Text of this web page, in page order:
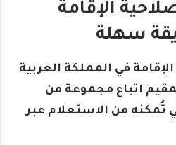
الإقامة
سهلة
في المملكة العربية
اتباع مجموعة من
تُمكنه من الاستعلام عبر